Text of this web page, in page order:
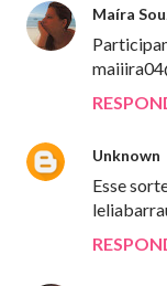
Maíra
Unknown
Esse